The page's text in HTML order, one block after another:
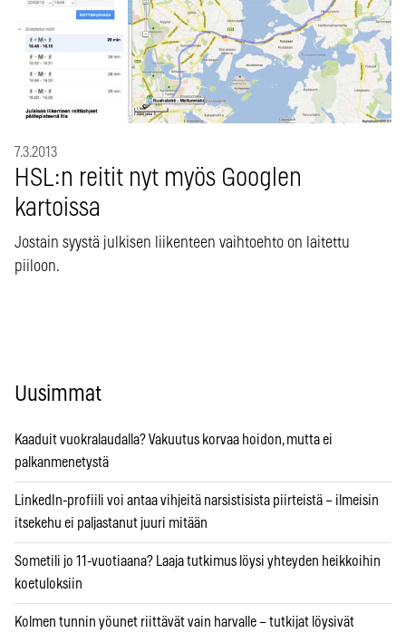
7.3.2013
HSL:n reitit nyt myös Googlen
kartoissa
Jostain syystä julkisen liikenteen vaihtoehto on laitettu
piiloon.
Uusimmat
Kaaduit vuokralaudalla? Vakuutus korvaa hoidon, mutta ei
palkanmenetystä
LinkedIn-profiili voi antaa vihjeitä narsistisista piirteistä – ilmeisin
itsekehu ei paljastanut juuri mitään
Sometili jo 11-vuotiaana? Laaja tutkimus löysi yhteyden heikkoihin
koetuloksiin
Kolmen tunnin yöunet riittävät vain harvalle – tutkijat löysivät